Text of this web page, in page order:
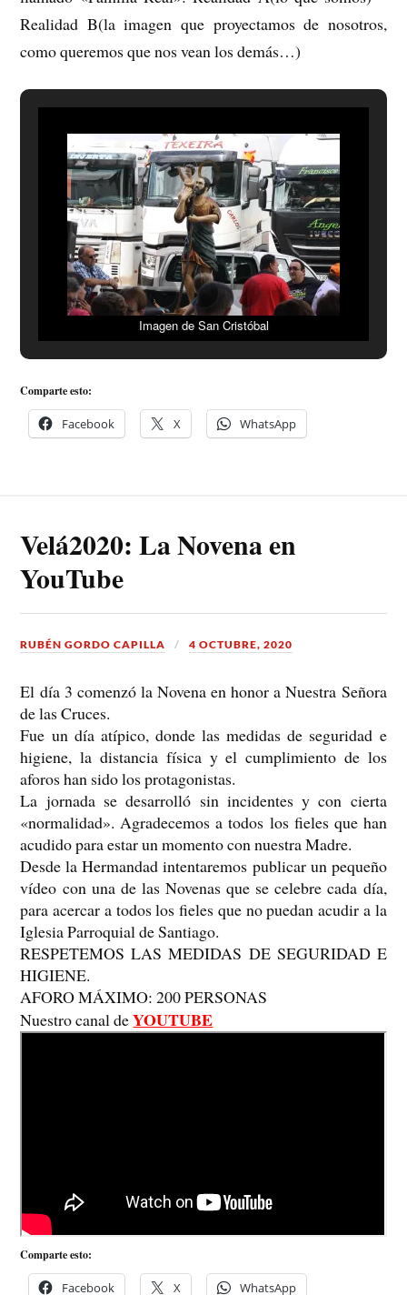
Realidad B(la imagen que proyectamos de nosotros,
como queremos que nos vean los demás…)
Imagen de San Cristóbal
Comparte esto:
Facebook X WhatsApp
Velá2020: La Novena en
YouTube
RUBÉN GORDO CAPILLA 4 OCTUBRE, 2020
El día 3 comenzó la Novena en honor a Nuestra Señora
de las Cruces.
Fue un día atípico, donde las medidas de seguridad e
higiene, la distancia física y el cumplimiento de los
aforos han sido los protagonistas.
La jornada se desarrolló sin incidentes y con cierta
«normalidad». Agradecemos a todos los fieles que han
acudido para estar un momento con nuestra Madre.
Desde la Hermandad intentaremos publicar un pequeño
vídeo con una de las Novenas que se celebre cada día,
para acercar a todos los fieles que no puedan acudir a la
Iglesia Parroquial de Santiago.
RESPETEMOS LAS MEDIDAS DE SEGURIDAD E
HIGIENE.
AFORO MÁXIMO: 200 PERSONAS
Nuestro canal deYOUTUBE
Comparte esto:
Facebook X WhatsApp